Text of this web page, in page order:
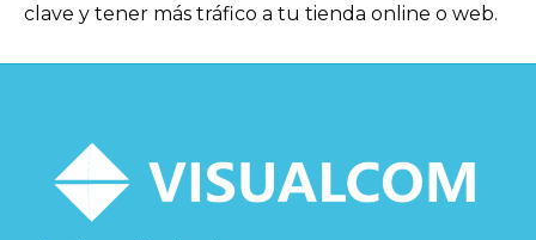
clave y tener más tráfico a tu tienda online o web.